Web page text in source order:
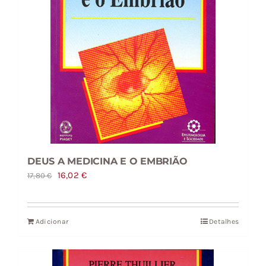
DEUS A MEDICINA E O EMBRIÃO
17,80€
O
original
era:
16,02€O
atual
Adicionar Detalhes